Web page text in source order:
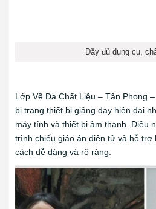
Đầy đủ dụng cụ,
Lớp Vẽ Đa Chất Liệu – Tân Phong
bị trang thiết bị giảng dạy hiện đại
máy tính và thiết bị âm thanh. Điều
trình chiếu giáo án điện tử và hỗ trợ
cách dễ dàng và rõ ràng.